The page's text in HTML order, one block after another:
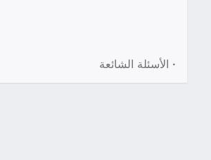
• الأسئلة الشائعة